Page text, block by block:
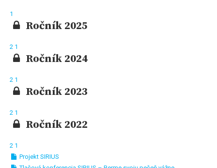
1
Ročník 2025
2 1
Ročník 2024
2 1
Ročník 2023
2 1
Ročník 2022
2 1
Projekt SIRIUS